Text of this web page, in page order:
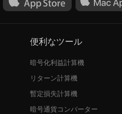
便利なツール
暗号化利益計算機
リターン計算機
暫定損失計算機
暗号通貨コンバーター